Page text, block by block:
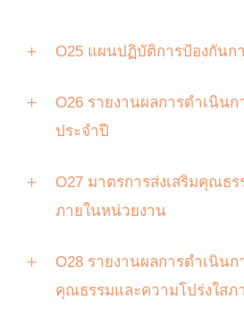
O25 แผนปฏิบัติการป้องกันก
O26 รายงานผลการดำเนิน
ประจำปี
O27 มาตรการส่งเสริมคุณธ
ภายในหน่วยงาน
O28 รายงานผลการดำเนินก
คุณธรรมและความโปร่งใสภ